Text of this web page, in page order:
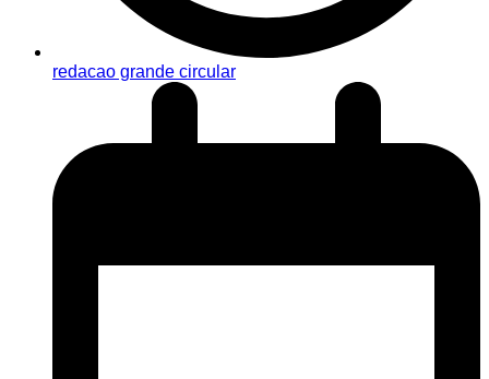
redacao grande circular